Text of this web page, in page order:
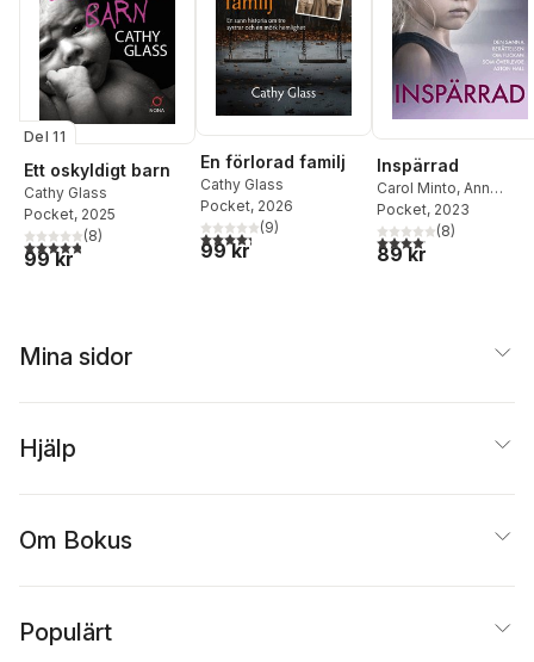
Del 11
Ett oskyldigt barn
Cathy Glass
Pocket, 2025
4,8utav 5 stjärnor. Totalt antal röster:
(8)
99 kr
En förlorad familj
Cathy Glass
Pocket, 2026
4,3utav 5 stjärnor. Totalt antal röster:
(9)
99 kr
Inspärrad
Carol Minto, Ann
Cusack,Joe Cusack
Pocket, 2023
4,1utav 5 stjärnor.
(8)
89 kr
Mina sidor
Hjälp
Om Bokus
Populärt